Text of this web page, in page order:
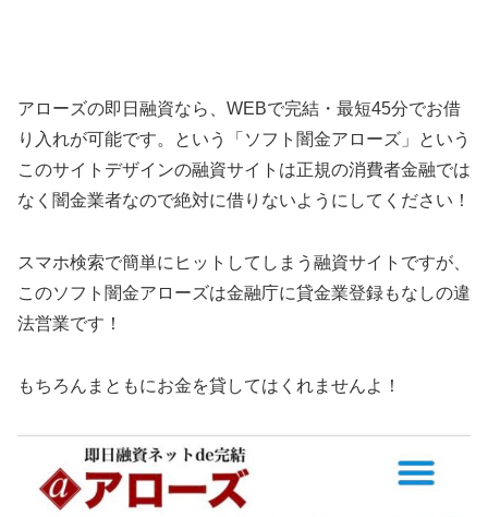
アローズの即日融資なら、WEBで完結・最短45分でお借
り入れが可能です。 という「 ソフト闇金アローズ 」という
このサイトデザインの融資サイトは正規の消費者金融では
なく闇金業者なので絶対に借りないようにしてください！
スマホ検索で簡単にヒットしてしまう融資サイトですが、
このソフト闇金アローズは金融庁に貸金業登録もなしの違
法営業です！
もちろんまともにお金を貸してはくれませんよ！